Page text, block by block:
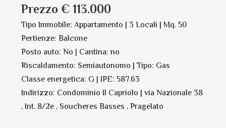
Prezzo € 113.000
Tipo Immobile: Appartamento | 3 Locali | Mq. 50
Pertienze: Balcone
Posto auto: No | Cantina: no
Riscaldamento: Semiautonomo | Tipo: Gas
Classe energetica: G | IPE: 587.63
Indirizzo: Condominio Il Capriolo | via Nazionale 38
, Int. 8/2e , Soucheres Basses , Pragelato